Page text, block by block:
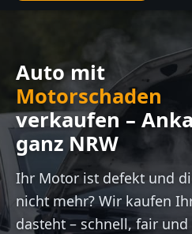
Auto mit
Motorschaden
verkaufen –
ganz NRW
Ihr Motor ist defekt und
nicht mehr? Wir kaufen
dasteht – schnell, fair